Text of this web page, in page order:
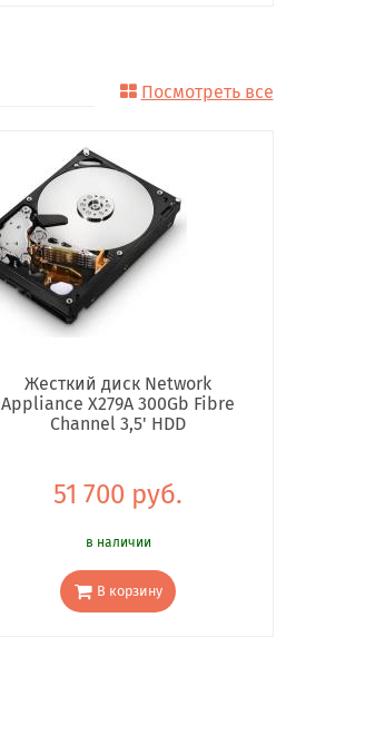
Посмотреть все
Жесткий диск Network
Appliance X279A 300Gb Fibre
Channel 3,5' HDD
51 700 руб.
в наличии
В корзину